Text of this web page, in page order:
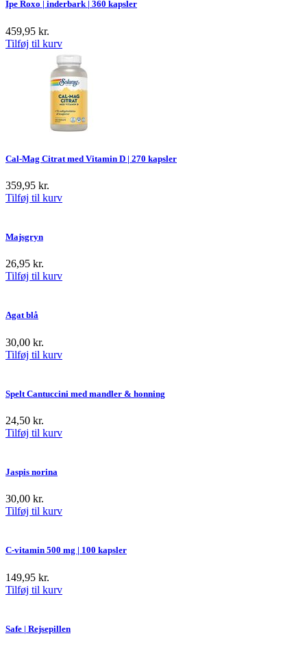
Ipe Roxo | inderbark | 360 kapsler
459,95 kr.
Tilføj til kurv
Cal-Mag Citrat med Vitamin D | 270 kapsler
359,95 kr.
Tilføj til kurv
Majsgryn
26,95 kr.
Tilføj til kurv
Agat blå
30,00 kr.
Tilføj til kurv
Spelt Cantuccini med mandler & honning
24,50 kr.
Tilføj til kurv
Jaspis norina
30,00 kr.
Tilføj til kurv
C-vitamin 500 mg | 100 kapsler
149,95 kr.
Tilføj til kurv
Safe | Rejsepillen